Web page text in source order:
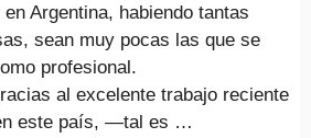
Argentina, habiendo tantas
sean muy pocas las que se
profesional.
al excelente trabajo reciente
este país, —tal es …